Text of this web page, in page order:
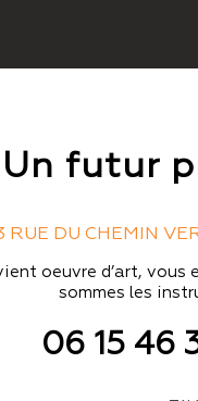
Un futur
RUE DU CHEMIN
oeuvre d’art, vous
sommes les
06 15 46